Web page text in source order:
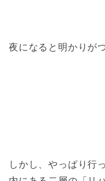
夜になると明かりが
しかし、やっぱり行